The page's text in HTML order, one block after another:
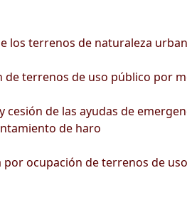
los terrenos de naturaleza
terrenos de uso público por
de las ayudas de
de haro
ocupación de terrenos de